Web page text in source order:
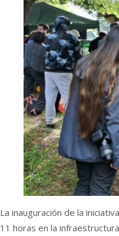
La inauguración de la
11 horas en la